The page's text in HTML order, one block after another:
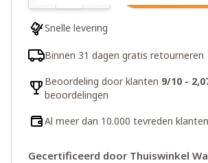
Snelle levering
Binnen 31 dagen gratis retourneren
Beoordeling door klanten 9/10 -
beoordelingen
Al meer dan 10.000 tevreden
Gecertificeerd door Thuiswinkel